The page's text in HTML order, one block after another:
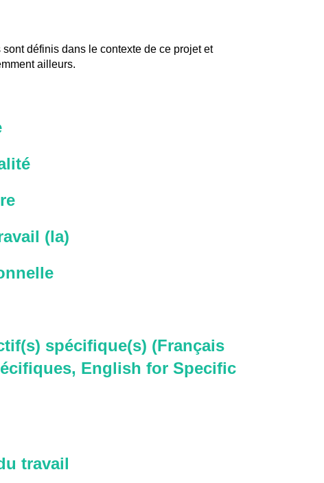
définis dans le contexte de ce projet et
ailleurs.
(la)
spécifique(s) (Français
English for Specific
travail